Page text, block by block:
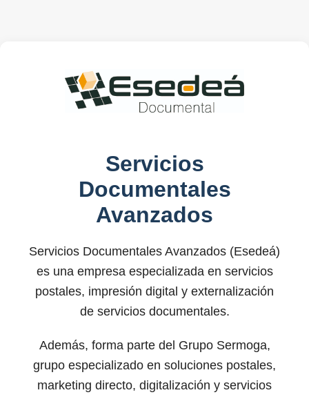
Servicios
Documentales
Avanzados
Servicios Documentales Avanzados (Esedeá)
es una empresa especializada en servicios
postales, impresión digital y externalización
de servicios documentales.
Además, forma parte del Grupo Sermoga,
grupo especializado en soluciones postales,
marketing directo, digitalización y servicios